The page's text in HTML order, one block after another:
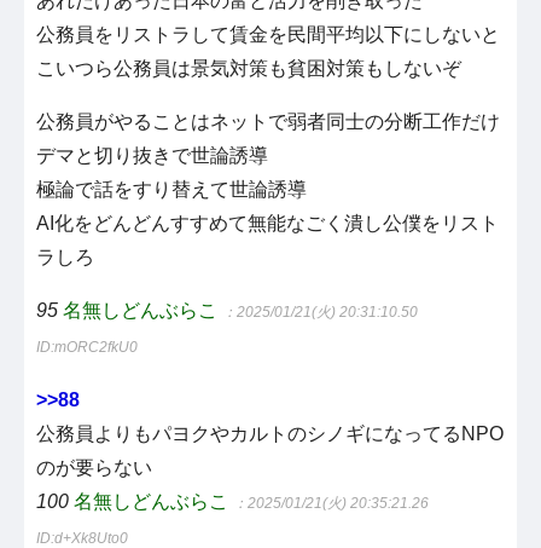
公務員をリストラして賃金を民間平均以下にしないと
こいつら公務員は景気対策も貧困対策もしないぞ
公務員がやることはネットで弱者同士の分断工作だけ
デマと切り抜きで世論誘導
極論で話をすり替えて世論誘導
AI化をどんどんすすめて無能なごく潰し公僕をリスト
ラしろ
95 名無しどんぶらこ ：2025/01/21(火) 20:31:10.50
ID:mORC2fkU0
>>88
公務員よりもパヨクやカルトのシノギになってるNPO
のが要らない
100 名無しどんぶらこ ：2025/01/21(火) 20:35:21.26
ID:d+Xk8Uto0